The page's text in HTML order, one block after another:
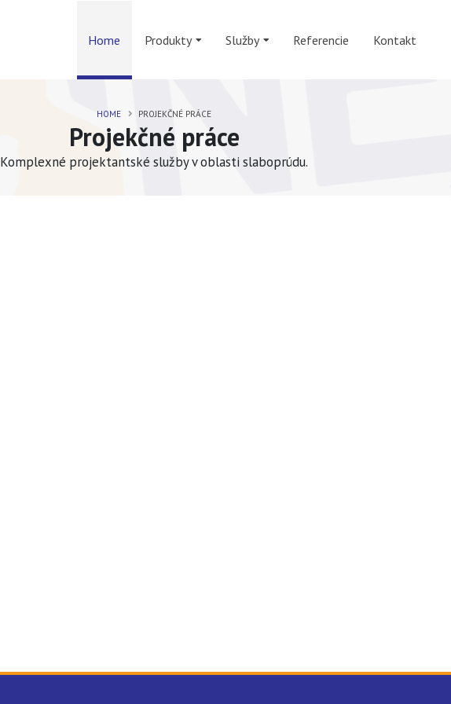
Home Produkty Služby Referencie Kontakt
Projekčné práce
Komplexné projektantské služby v oblasti slaboprúdu.
HOME PROJEKČNÉ PRÁCE